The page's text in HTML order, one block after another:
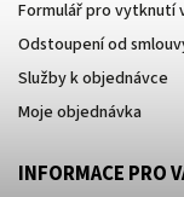
Formulář pro vytknutí
Odstoupení od
Služby k objednávce
Moje objednávka
INFORMACE PRO